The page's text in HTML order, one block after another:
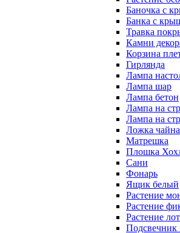
Баночка с
Банка с
Травка
Камни
Корзина
Гирлянда
Лампа
Лампа шар
Лампа бетон
Лампа на
Лампа на
Ложка
Матрешка
Плошка
Сани
Фонарь
Ящик белый
Растение
Растение
Растение
Подсвечник